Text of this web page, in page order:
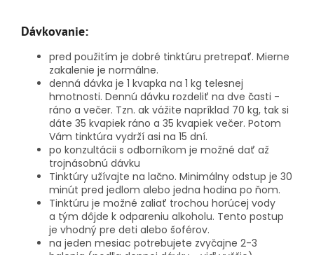
Dávkovanie:
pred použitím je dobré tinktúru pretrepať. Mierne
zakalenie je normálne.
denná dávka je 1 kvapka na 1 kg telesnej
hmotnosti. Dennú dávku rozdeliť na dve časti -
ráno a večer. Tzn. ak vážite napríklad 70 kg, tak si
dáte 35 kvapiek ráno a 35 kvapiek večer. Potom
Vám tinktúra vydrží asi na 15 dní.
po konzultácii s odborníkom je možné dať až
trojnásobnú dávku
Tinktúry užívajte na lačno. Minimálny odstup je 30
minút pred jedlom alebo jedna hodina po ňom.
Tinktúru je možné zaliať trochou horúcej vody
a tým dôjde k odpareniu alkoholu. Tento postup
je vhodný pre deti alebo šoférov.
na jeden mesiac potrebujete zvyčajne 2-3